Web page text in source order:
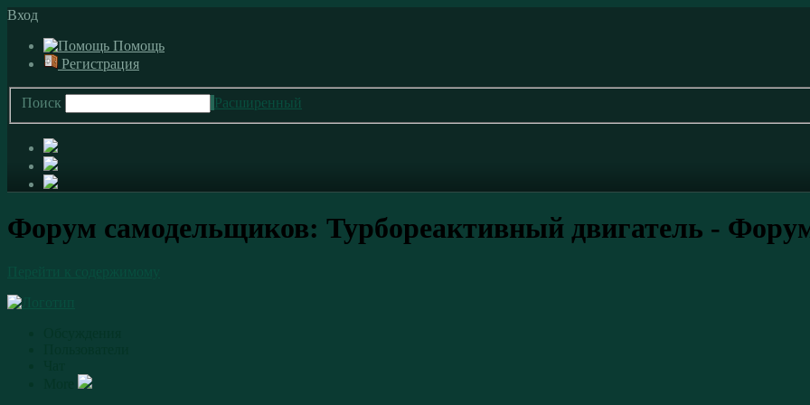
Вход
Помощь
Регистрация
Поиск Расширенный
Форум самодельщиков: Турбореактивный двигатель -